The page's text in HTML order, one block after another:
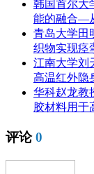
韩国首尔大
能的融合—
青岛大学田
织物实现痉
江南大学刘
高温红外隐
华科赵龙教
胶材料用于
评论0